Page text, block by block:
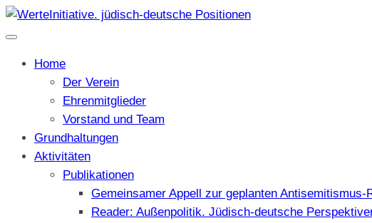
Home
Der Verein
Ehrenmitglieder
Vorstand und Team
Grundhaltungen
Aktivitäten
Publikationen
Gemeinsamer Appell zur geplanten
Reader: Außenpolitik. Jüdisch-deutsche